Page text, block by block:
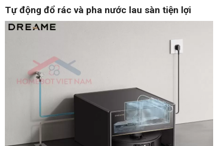
Tự động đổ rác và pha nước lau sàn tiện lợi